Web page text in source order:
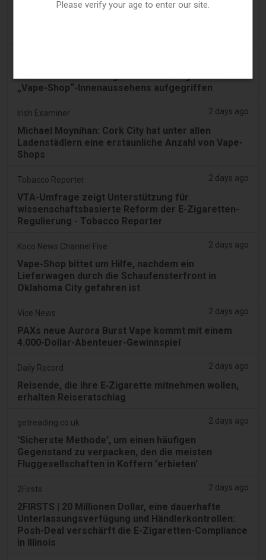
„Vape-Shop“-Innenaussehens aufgegriffen
Irish Examiner 2 days ago
Michael Moynihan: Cork City hat unter allen
Ladenstädlern eine erstaunliche Anzahl von Vape-
Shops
Tobacco Reporter 2 days ago
VTA-Umfrage zeigt Unterstützung für
wissenschaftsbasierte Reform der E-Zigaretten-
Regulierung - Tobacco Reporter
Koco News Channel Five 2 days ago
Vape-Shop bittet um Hilfe, nachdem ein
Lieferwagen durch die Schaufensterfront in
Oklahoma City gefahren ist
Vice News 2 days ago
PAXs neue Aurora Burst Vape kommt mit einem
4.000-Dollar-Abenteuer-Gewinnspiel
Daily Record 2 days ago
Reisende, die ihre E‑Zigarette mitnehmen wollen,
erhalten Reiseratschlag
getreading.co.uk 2 days ago
'Sicherste Methode', um einen häufigen
Gegenstand zu verpacken, den die meisten
Fluggesellschaften in Koffern 'erbieten'
2Firsts 2 days ago
2FIRSTS | 20 Millionen Dollar, eine dauerhafte
Unterlassungsverfügung und Händlerkontrollen:
Posh-Deal verschärft die E-Zigaretten-Compliance
in Illinois
Please verify your age to enter our site.